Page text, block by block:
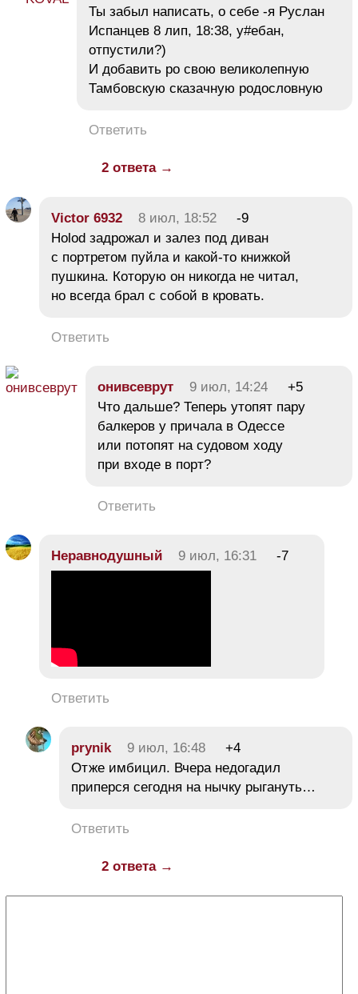
Ты забыл написать, о себе -я Руслан
Испанцев 8 лип, 18:38, у#ебан,
отпустили?)
И добавить ро свою великолепную
Тамбовскую сказачную родословную
Ответить
2 ответа →
Victor 6932 8 июл, 18:52
-9
Holod задрожал и залез под диван
с портретом пуйла и какой-то книжкой
пушкина. Которую он никогда не читал,
но всегда брал с собой в кровать.
Ответить
онивсеврут 9 июл, 14:24
+5
Что дальше? Теперь утопят пару
балкеров у причала в Одессе
или потопят на судовом ходу
при входе в порт?
Ответить
Неравнодушный 9 июл, 16:31 -7
Ответить
prynik 9 июл, 16:48
+4
Отже имбицил. Вчера недогадил
приперся сегодня на нычку рыгануть…
Ответить
2 ответа →